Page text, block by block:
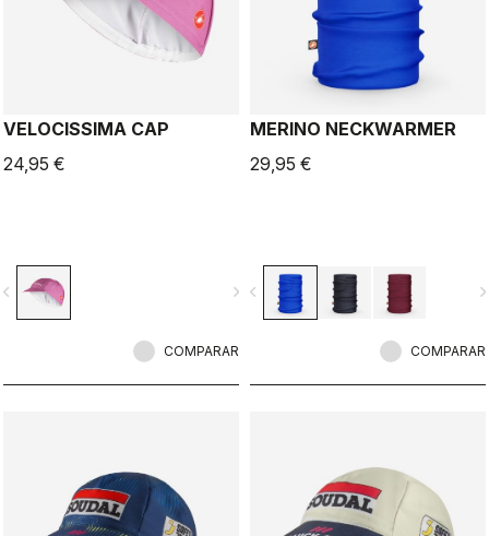
VELOCISSIMA CAP
24,95 €
navigate_next
COMPARAR
MERINO NECKWARMER
29,95 €
navigate_before
COMPARAR